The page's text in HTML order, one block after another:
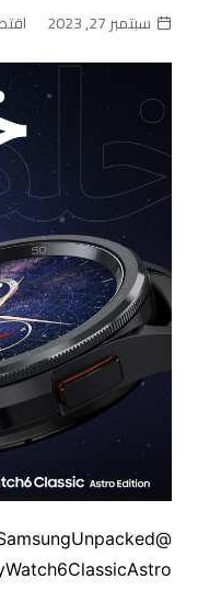
سبتمبر 27, 2023